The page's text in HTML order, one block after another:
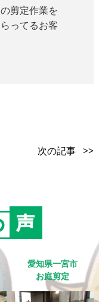
剪定作業を
ってるお客
次の記事 >>
愛知県一宮市
お庭剪定